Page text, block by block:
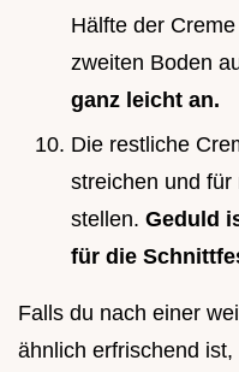
Hälfte der
zweiten Boden
ganz leicht an.
Die restliche
streichen und für
stellen. Geduld
für die
Falls du nach einer
ähnlich erfrischend